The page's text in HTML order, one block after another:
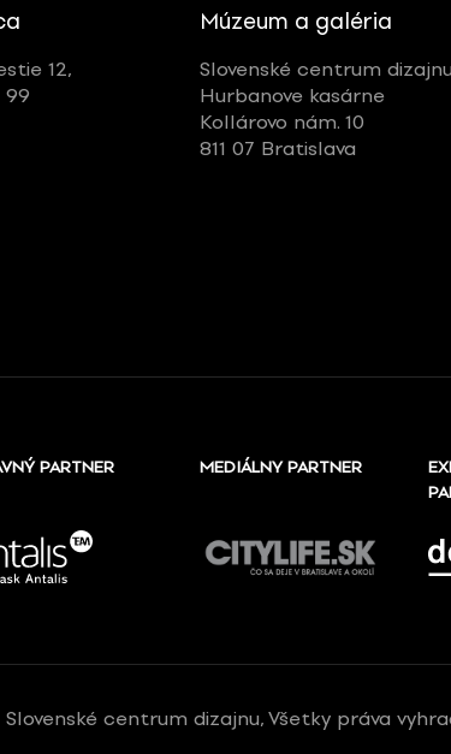
12,
99
Múzeum a galéria
Slovenské centrum dizajnu
Hurbanove kasárne
Kollárovo nám. 10
811 07 Bratislava
PARTNER MEDIÁLNY PARTNER
centrum dizajnu, Všetky práva